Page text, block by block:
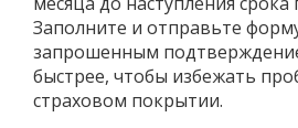
Заполните и отправьте
запрошенным
быстрее, чтобы избежать
страховом покрытии.